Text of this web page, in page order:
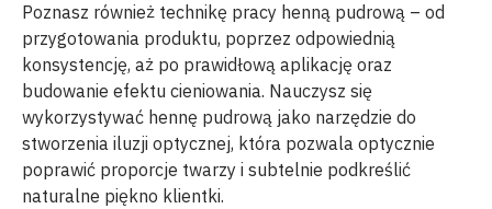
Poznasz również technikę pracy henną pudrową – od
przygotowania produktu, poprzez odpowiednią
konsystencję, aż po prawidłową aplikację oraz
budowanie efektu cieniowania. Nauczysz się
wykorzystywać hennę pudrową jako narzędzie do
stworzenia iluzji optycznej, która pozwala optycznie
poprawić proporcje twarzy i subtelnie podkreślić
naturalne piękno klientki.